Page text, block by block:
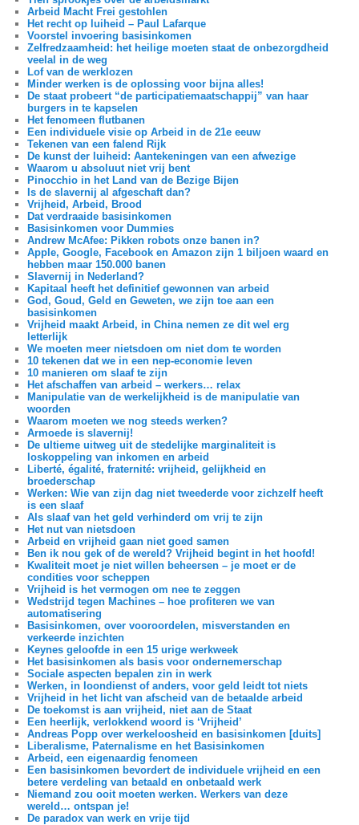
Arbeid Macht Frei gestohlen
Het recht op luiheid – Paul Lafarque
Voorstel invoering basisinkomen
Zelfredzaamheid: het heilige moeten staat de onbezorgdheid
veelal in de weg
Lof van de werklozen
Minder werken is de oplossing voor bijna alles!
De staat probeert “de participatiemaatschappij” van haar
burgers in te kapselen
Het fenomeen flutbanen
Een individuele visie op Arbeid in de 21e eeuw
Tekenen van een falend Rijk
De kunst der luiheid: Aantekeningen van een afwezige
Waarom u absoluut niet vrij bent
Pinocchio in het Land van de Bezige Bijen
Is de slavernij al afgeschaft dan?
Vrijheid, Arbeid, Brood
Dat verdraaide basisinkomen
Basisinkomen voor Dummies
Andrew McAfee: Pikken robots onze banen in?
Apple, Google, Facebook en Amazon zijn 1 biljoen waard en
hebben maar 150.000 banen
Slavernij in Nederland?
Kapitaal heeft het definitief gewonnen van arbeid
God, Goud, Geld en Geweten, we zijn toe aan een
basisinkomen
Vrijheid maakt Arbeid, in China nemen ze dit wel erg
letterlijk
We moeten meer nietsdoen om niet dom te worden
10 tekenen dat we in een nep-economie leven
10 manieren om slaaf te zijn
Het afschaffen van arbeid – werkers… relax
Manipulatie van de werkelijkheid is de manipulatie van
woorden
Waarom moeten we nog steeds werken?
Armoede is slavernij!
De ultieme uitweg uit de stedelijke marginaliteit is
loskoppeling van inkomen en arbeid
Liberté, égalité, fraternité: vrijheid, gelijkheid en
broederschap
Werken: Wie van zijn dag niet tweederde voor zichzelf heeft
is een slaaf
Als slaaf van het geld verhinderd om vrij te zijn
Het nut van nietsdoen
Arbeid en vrijheid gaan niet goed samen
Ben ik nou gek of de wereld? Vrijheid begint in het hoofd!
Kwaliteit moet je niet willen beheersen – je moet er de
condities voor scheppen
Vrijheid is het vermogen om nee te zeggen
Wedstrijd tegen Machines – hoe profiteren we van
automatisering
Basisinkomen, over vooroordelen, misverstanden en
verkeerde inzichten
Keynes geloofde in een 15 urige werkweek
Het basisinkomen als basis voor ondernemerschap
Sociale aspecten bepalen zin in werk
Werken, in loondienst of anders, voor geld leidt tot niets
Vrijheid in het licht van afscheid van de betaalde arbeid
De toekomst is aan vrijheid, niet aan de Staat
Een heerlijk, verlokkend woord is ‘Vrijheid’
Andreas Popp over werkeloosheid en basisinkomen [duits]
Liberalisme, Paternalisme en het Basisinkomen
Arbeid, een eigenaardig fenomeen
Een basisinkomen bevordert de individuele vrijheid en een
betere verdeling van betaald en onbetaald werk
Niemand zou ooit moeten werken. Werkers van deze
wereld… ontspan je!
De paradox van werk en vrije tijd